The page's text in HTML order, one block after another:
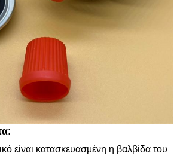
είναι κατασκευασμένη η βαλβίδα του